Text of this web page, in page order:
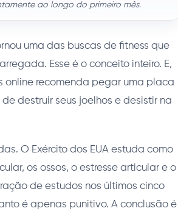
ao longo do primeiro mês.
uma das buscas de fitness que
Esse é o conceito inteiro. E,
online recomenda pegar uma placa
destruir seus joelhos e desistir na
O Exército dos EUA estuda como
os ossos, o estresse articular e o
de estudos nos últimos cinco
é apenas punitivo. A conclusão é